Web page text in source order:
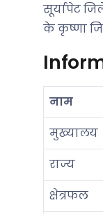
सूर्यापेट
के कृष्णा
नाम
मुख्यालय
राज्य
क्षेत्रफल